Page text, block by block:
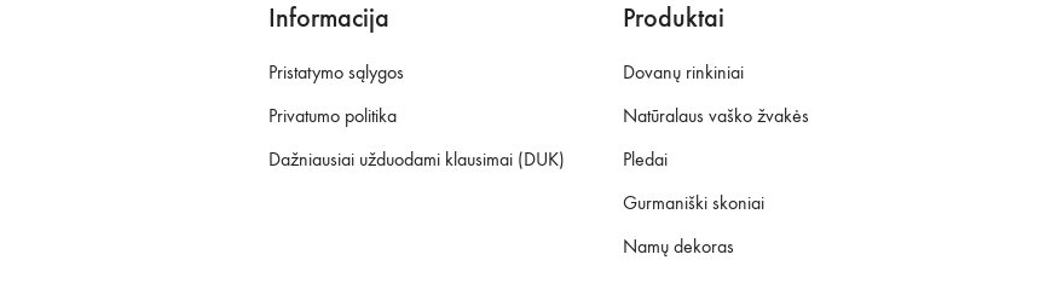
Informacija
Pristatymo sąlygos
Privatumo politika
Dažniausiai užduodami klausimai (DUK)
Produktai
Dovanų rinkiniai
Natūralaus vaško žvakės
Pledai
Gurmaniški skoniai
Namų dekoras